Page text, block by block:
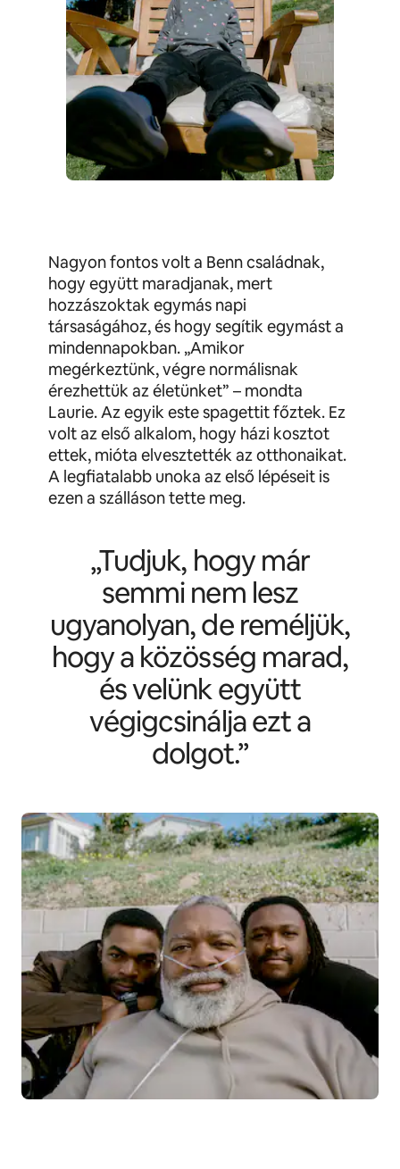
Nagyon fontos volt a Benn családnak,
hogy együtt maradjanak, mert
hozzászoktak egymás napi
társaságához, és hogy segítik egymást a
mindennapokban. „Amikor
megérkeztünk, végre normálisnak
érezhettük az életünket” – mondta
Laurie. Az egyik este spagettit főztek. Ez
volt az első alkalom, hogy házi kosztot
ettek, mióta elvesztették az otthonaikat.
A legfiatalabb unoka az első lépéseit is
ezen a szálláson tette meg.
„Tudjuk, hogy már
semmi nem lesz
ugyanolyan, de reméljük,
hogy a közösség marad,
és velünk együtt
végigcsinálja ezt a
dolgot.”